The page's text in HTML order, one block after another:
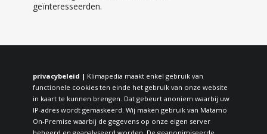
geïnteresseerden.
privacybeleid | Klimapedia maakt enkel gebruik van
functionele cookies ten einde het gebruik van onze website
in kaart te kunnen brengen. Dat gebeurt anoniem waarbij uw
IP-adres wordt gemaskeerd. Wij maken gebruik van Matamo
On-Premise waarbij de gegevens op onze eigen server